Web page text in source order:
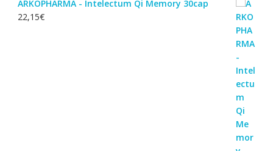
ARKOPHARMA - Intelectum Qi Memory 30cap
22,15€